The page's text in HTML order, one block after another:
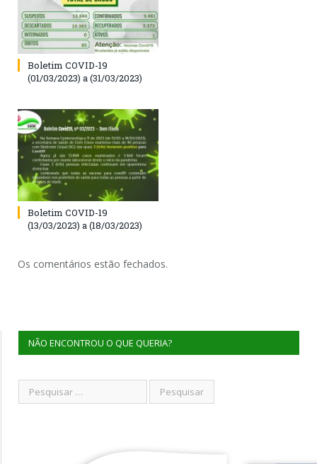
Boletim COVID-19
(01/03/2023) a (31/03/2023)
Boletim COVID-19
(13/03/2023) a (18/03/2023)
Os comentários estão fechados.
NÃO ENCONTROU O QUE QUERIA?